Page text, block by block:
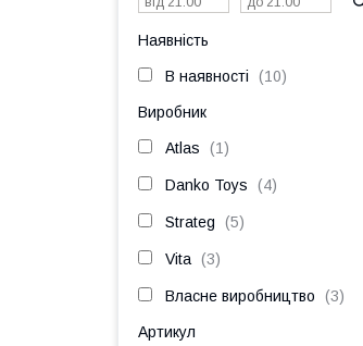
Наявність
В наявності 10
Виробник
Atlas 1
Danko Toys 4
Strateg 5
Vita 3
Власне виробництво 3
Артикул